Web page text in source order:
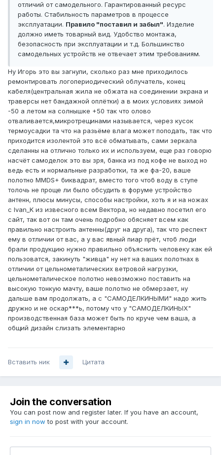
отличий от самодельного. Гарантированный ресурс
работы. Стабильность параметров в процессе
эксплуатации. Правило "поставил и забыл". Изделие
должно иметь товарный вид. Удобство монтажа,
безопасность при эксплуатации и т.д. Большинство
самодельных устройств не отвечает этим требованиям.
Ну Игорь это вы загнули, сколько раз мне приходилось
ремонтировать логопериодический облучатель, конец
кабеля(центральная жила не обжата на соединении экрана и
траверсы нет бандажной оплётки) а в моих условиях зимой
-50 а летом на солнышке +50 так что олово
отваливается,микротрещинами называется, через кусок
термоусадки та что на разьёме влага может поподать, так что
приходится изолентой это всё обматывать, сами зеркала
сделанны на отлично только их и используем, еще раз говорю
насчёт самоделок это вы зря, банка из под кофе не выход но
ведь есть и нормальные разработки, та же фа-20, ваше
полотно MMDS+ биквадрат, вместо того чтоб воду в ступе
толочь не проще ли было обсудить в форуме устройство
антенн, плюсы минусы, способы настройки, хоть я и на ножах
с Ivan_K из извесного всем Вектора, но недавно посетил его
сайт, так вот он там очень подробно обясняет всем как
правильно настроить антенны(друг на друга), так что респект
ему в отличии от вас, а у вас явный пиар прёт, чтоб люди
брали продукцию нужно правильно объяснить человеку как ей
пользоватся, закинуть "живца" ну нет на ваших полотнах в
отличии от цельнометалических ветровой нагрузки,
цельнометалическое полотно невозможно поставить на
высокую тонкую мачту, ваше полотно не обмерзает, ну
дальше вам продолжать, а с "САМОДЕЛКИНЫМИ" надо жить
дружно и не оскар***ь, потому что у "САМОДЕЛКИНЫХ"
производственная база может быть по круче чем ваша, а
общий дизайн слизать элементарно
Вставить ник Цитата
Join the conversation
You can post now and register later. If you have an account,
sign in now to post with your account.